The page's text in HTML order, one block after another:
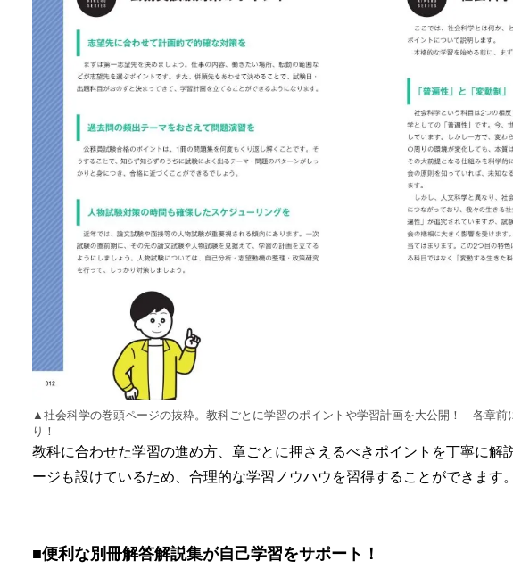
▲社会科学の巻頭ページの抜粋。教科ごとに学習のポイントや学習計画を大公開！ 各章前
り！
教科に合わせた学習の進め方、章ごとに押さえるべきポイントを丁寧に解
ージも設けているため、合理的な学習ノウハウを習得することができます。
■便利な別冊解答解説集が自己学習をサポート！